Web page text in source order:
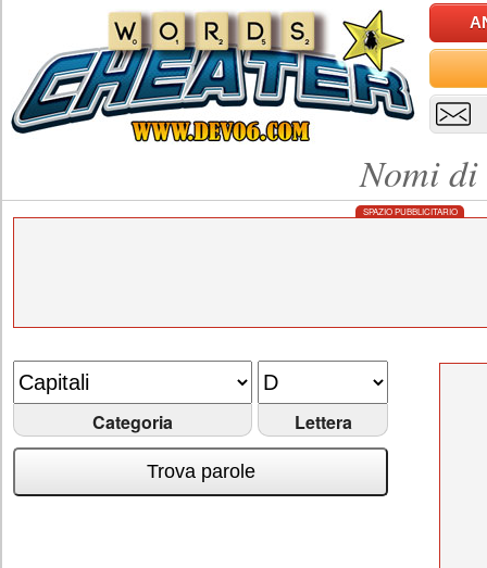
Nomi
SPAZIO PUBBLICITARIO
Categoria Lettera
Trova parole